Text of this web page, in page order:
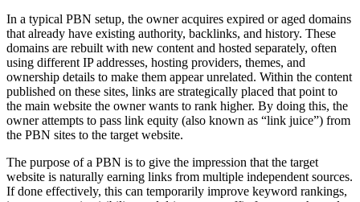
In a typical PBN setup, the owner acquires expired or aged domains
that already have existing authority, backlinks, and history. These
domains are rebuilt with new content and hosted separately, often
using different IP addresses, hosting providers, themes, and
ownership details to make them appear unrelated. Within the content
published on these sites, links are strategically placed that point to
the main website the owner wants to rank higher. By doing this, the
owner attempts to pass link equity (also known as “link juice”) from
the PBN sites to the target website.
The purpose of a PBN is to give the impression that the target
website is naturally earning links from multiple independent sources.
If done effectively, this can temporarily improve keyword rankings,